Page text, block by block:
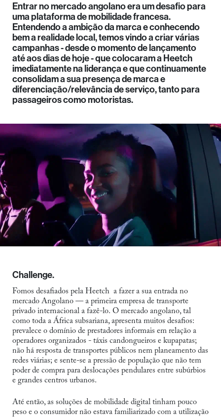
Entrar no mercado angolano era um desafio para
uma plataforma de mobilidade francesa.
Entendendo a ambição da marca e conhecendo
bem a realidade local, temos vindo a criar várias
campanhas - desde o momento de lançamento
até aos dias de hoje - que colocaram a Heetch
imediatamente na liderança e que continuamente
consolidam a sua presença de marca e
diferenciação/relevância de serviço, tanto para
passageiros como motoristas.
Challenge.
Fomos desafiados pela Heetch a fazer a sua entrada no
mercado Angolano — a primeira empresa de transporte
privado internacional a fazê-lo. O mercado angolano, tal
como toda a África subsariana, apresenta muitos desafios:
prevalece o domínio de prestadores informais em relação a
operadores organizados - táxis candongueiros e kupapatas;
não há resposta de transportes públicos nem planeamento das
redes viárias; e sente-se a pressão de população que não tem
poder de compra para deslocações pendulares entre subúrbios
e grandes centros urbanos.
Até então, as soluções de mobilidade digital tinham pouco
peso e o consumidor não estava familiarizado com a utilização